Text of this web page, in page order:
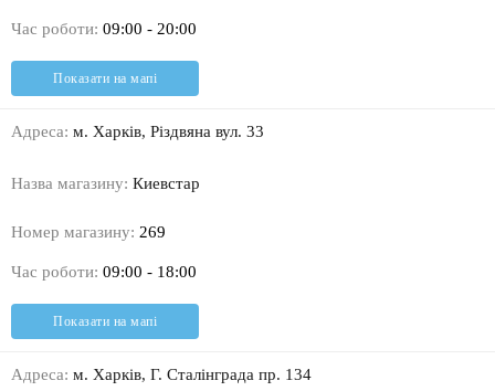
Час роботи: 09:00 - 20:00
Показати на мапі
Адреса: м. Харків, Різдвяна вул. 33
Назва магазину: Киевстар
Номер магазину: 269
Час роботи: 09:00 - 18:00
Показати на мапі
Адреса: м. Харків, Г. Сталінграда пр. 134